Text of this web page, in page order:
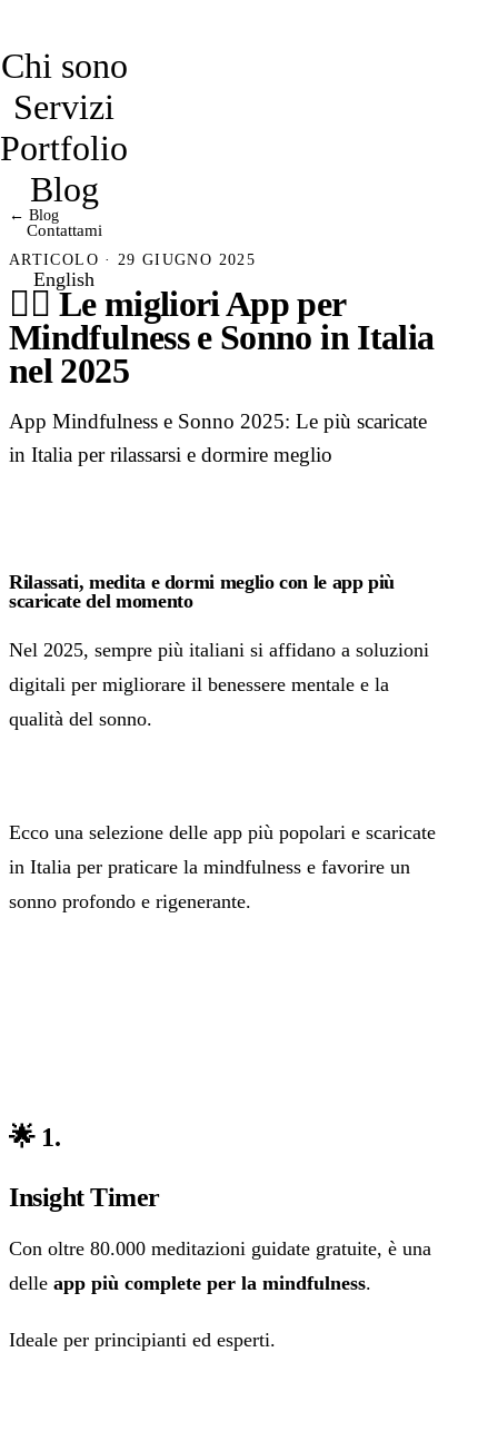
Chi sono
Servizi
Portfolio
Blog
Contattami
English
← Blog
ARTICOLO · 29 GIUGNO 2025
🧘‍♀️ Le migliori App per
Mindfulness e Sonno in Italia
nel 2025
App Mindfulness e Sonno 2025: Le più scaricate
in Italia per rilassarsi e dormire meglio
Rilassati, medita e dormi meglio con le app più
scaricate del momento
Nel 2025, sempre più italiani si affidano a soluzioni
digitali per migliorare il benessere mentale e la
qualità del sonno.
Ecco una selezione delle app più popolari e scaricate
in Italia per praticare la mindfulness e favorire un
sonno profondo e rigenerante.
🌟 1.
Insight Timer
Con oltre 80.000 meditazioni guidate gratuite, è una
delle app più complete per la mindfulness.
Ideale per principianti ed esperti.